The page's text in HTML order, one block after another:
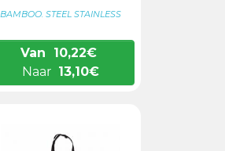
BAMBOO. STEEL STAINLESS
Van 10,22€
Naar 13,10€